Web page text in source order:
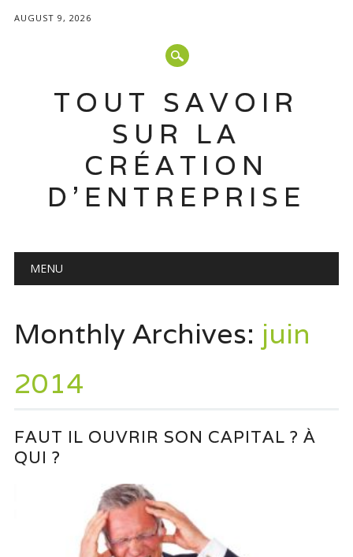
AUGUST 9, 2026
TOUT SAVOIR
SUR LA
CRÉATION
D'ENTREPRISE
Main menu
MENU
Monthly Archives: juin
2014
FAUT IL OUVRIR SON CAPITAL ? À
QUI ?